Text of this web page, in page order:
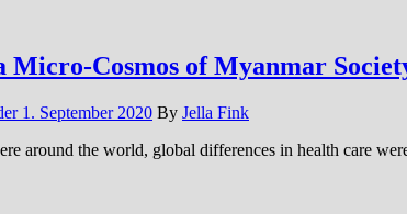
Cosmos of Myanmar
1. September 2020 By Jella Fink
around the world, global differences in health care